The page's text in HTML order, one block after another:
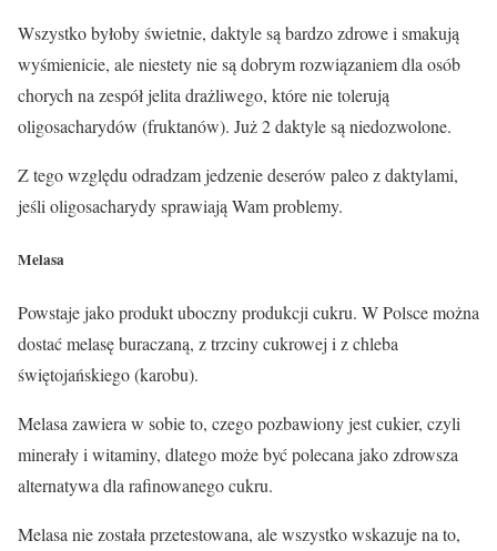
Wszystko byłoby świetnie, daktyle są bardzo zdrowe i smakują
wyśmienicie, ale niestety nie są dobrym rozwiązaniem dla osób
chorych na zespół jelita drażliwego, które nie tolerują
oligosacharydów (fruktanów). Już 2 daktyle sąniedozwolone.
Z tego względu odradzam jedzenie deserów paleo z daktylami,
jeśli oligosacharydy sprawiają Wam problemy.
Melasa
Powstaje jako produkt uboczny produkcji cukru. W Polsce można
dostać melasę buraczaną, z trzciny cukrowej i z chleba
świętojańskiego (karobu).
Melasa zawiera w sobie to, czego pozbawiony jest cukier, czyli
minerały i witaminy, dlatego może być polecana jako zdrowsza
alternatywa dla rafinowanego cukru.
Melasa nie została przetestowana, ale wszystko wskazuje na to,